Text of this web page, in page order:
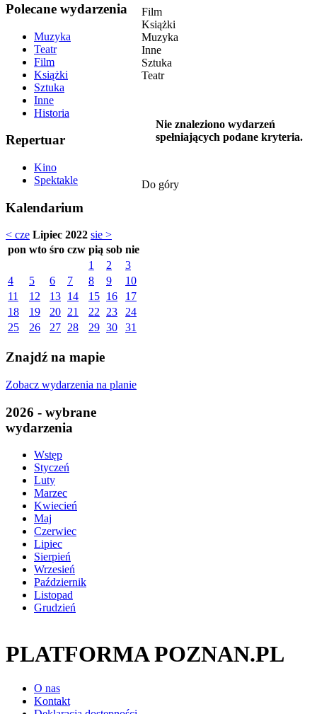
Polecane wydarzenia
Muzyka
Teatr
Film
Książki
Sztuka
Inne
Historia
Repertuar
Kino
Spektakle
Kalendarium
< cze Lipiec 2022 sie >
pon wto śro czw pią sob nie
1
2
3
4
5 6 7 8 9
10
11
12 13 14 15 16
17
18
19 20 21 22 23
24
25
26 27 28 29 30 31
Znajdź na mapie
Zobacz wydarzenia na planie
2026 - wybrane
wydarzenia
Wstęp
Styczeń
Luty
Marzec
Kwiecień
Maj
Czerwiec
Lipiec
Sierpień
Wrzesień
Październik
Listopad
Grudzień
Film
Książki
Muzyka
Inne
Sztuka
Teatr
Nie znaleziono wydarzeń
spełniających podane kryteria.
Do góry
PLATFORMA POZNAN.PL
O nas
Kontakt